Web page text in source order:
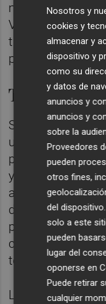
menores de 25
Valenciana se
tres últimos
paro juvenil en
Tipo de
Según el INE, el
un contrato
personas en el
y el de
asalariado. Tras
de asalariados
personas, de los
contrato
temporal (el
La creación de
Nosotros y
cookies y
almacenar y
dispositivo y
como su
y datos de
anuncios y
anuncios y
sobre la
Proveedores
pueden
otros fines,
del
solo a este
pueden
lugar del
oponerse en
Puede retirar
cualquier